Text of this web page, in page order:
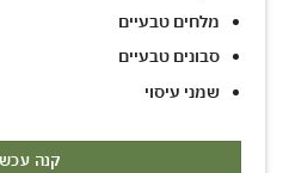
מלחים טבעיים
סבונים טבעיים
שמני עיסוי
קנה עכשיו